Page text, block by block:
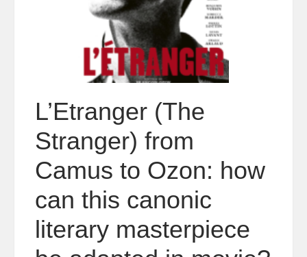
L’Etranger (The
Stranger) from
Camus to Ozon: how
can this canonic
literary masterpiece